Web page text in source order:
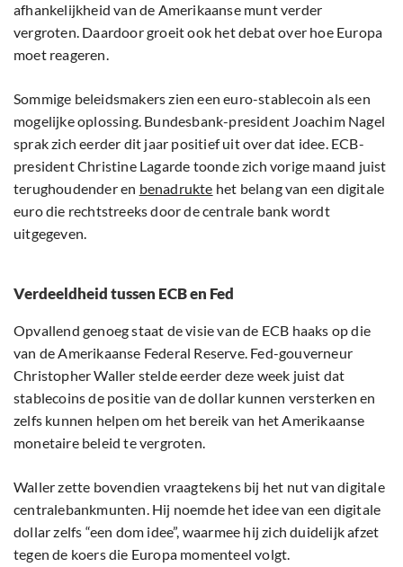
afhankelijkheid van de Amerikaanse munt verder
vergroten. Daardoor groeit ook het debat over hoe Europa
moet reageren.
Sommige beleidsmakers zien een euro-stablecoin als een
mogelijke oplossing. Bundesbank-president Joachim Nagel
sprak zich eerder dit jaar positief uit over dat idee. ECB-
president Christine Lagarde toonde zich vorige maand juist
terughoudender en benadrukte het belang van een digitale
euro die rechtstreeks door de centrale bank wordt
uitgegeven.
Verdeeldheid tussen ECB en Fed
Opvallend genoeg staat de visie van de ECB haaks op die
van de Amerikaanse Federal Reserve. Fed-gouverneur
Christopher Waller stelde eerder deze week juist dat
stablecoins de positie van de dollar kunnen versterken en
zelfs kunnen helpen om het bereik van het Amerikaanse
monetaire beleid te vergroten.
Waller zette bovendien vraagtekens bij het nut van digitale
centralebankmunten. Hij noemde het idee van een digitale
dollar zelfs “een dom idee”, waarmee hij zich duidelijk afzet
tegen de koers die Europa momenteel volgt.